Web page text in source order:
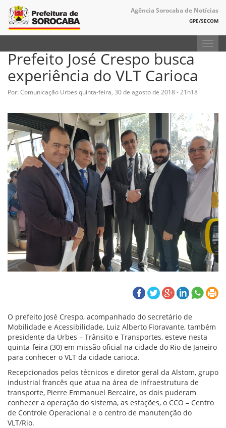
Agência Sorocaba de Notícias
GPE/SECOM
Prefeito José Crespo busca
experiência do VLT Carioca
Por: Comunicação Urbes quinta-feira, 30 de agosto de 2018 - 21h18
O prefeito José Crespo, acompanhado do secretário de
Mobilidade e Acessibilidade, Luiz Alberto Fioravante, também
presidente da Urbes – Trânsito e Transportes, esteve nesta
quinta-feira (30) em missão oficial na cidade do Rio de Janeiro
para conhecer o VLT da cidade carioca.
Recepcionados pelos técnicos e diretor geral da Alstom, grupo
industrial francês que atua na área de infraestrutura de
transporte, Pierre Emmanuel Bercaire, os dois puderam
conhecer a operação do sistema, as estações, o CCO – Centro
de Controle Operacional e o centro de manutenção do
VLT/Rio.